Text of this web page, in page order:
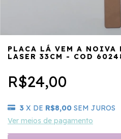
PLACA LÁ VEM A NOIVA
LASER 33CM - COD
R$24,00
3 X DE R$8,00 SEM JUROS
Ver meios de pagamento